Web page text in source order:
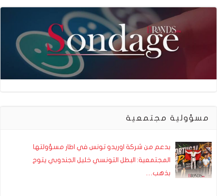
مسؤولية مجتمعية
بدعم من شركة اوريدو تونس في اطار مسؤولتها
المجتمعية: البطل التونسي خليل الجندوبي يتوج
بذهب…